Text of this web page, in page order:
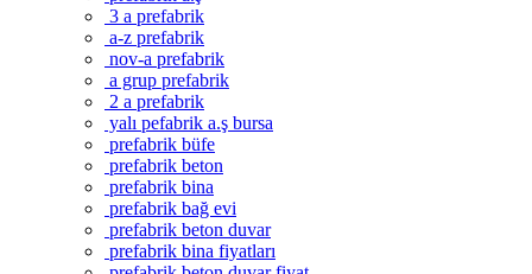
3 a prefabrik
a-z prefabrik
nov-a prefabrik
a grup prefabrik
2 a prefabrik
yalı pefabrik a.ş bursa
prefabrik büfe
prefabrik beton
prefabrik bina
prefabrik bağ evi
prefabrik beton duvar
prefabrik bina fiyatları